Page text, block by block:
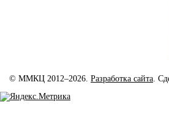
© ММКЦ 2012–2026. Разработка сайта.